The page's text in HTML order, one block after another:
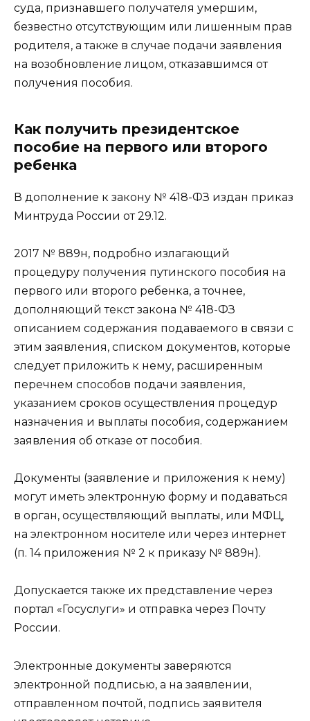
суда, признавшего получателя умершим,
безвестно отсутствующим или лишенным прав
родителя, а также в случае подачи заявления
на возобновление лицом, отказавшимся от
получения пособия.
Как получить президентское
пособие на первого или второго
ребенка
В дополнение к закону № 418-ФЗ издан приказ
Минтруда России от 29.12.
2017 № 889н, подробно излагающий
процедуру получения путинского пособия на
первого или второго ребенка, а точнее,
дополняющий текст закона № 418-ФЗ
описанием содержания подаваемого в связи с
этим заявления, списком документов, которые
следует приложить к нему, расширенным
перечнем способов подачи заявления,
указанием сроков осуществления процедур
назначения и выплаты пособия, содержанием
заявления об отказе от пособия.
Документы (заявление и приложения к нему)
могут иметь электронную форму и подаваться
в орган, осуществляющий выплаты, или МФЦ,
на электронном носителе или через интернет
(п. 14 приложения № 2 к приказу № 889н).
Допускается также их представление через
портал «Госуслуги» и отправка через Почту
России.
Электронные документы заверяются
электронной подписью, а на заявлении,
отправленном почтой, подпись заявителя